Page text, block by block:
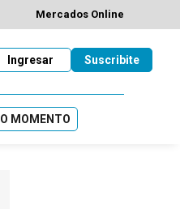
Mercados Online
Suscribite
Ingresar
MOMENTO